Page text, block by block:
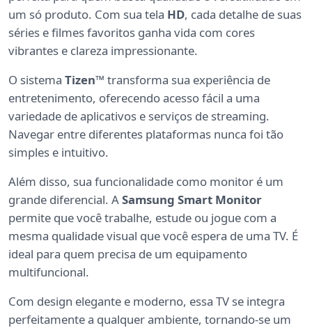
um só produto. Com sua tela HD, cada detalhe de suas
séries e filmes favoritos ganha vida com cores
vibrantes e clareza impressionante.
O sistema Tizen™ transforma sua experiência de
entretenimento, oferecendo acesso fácil a uma
variedade de aplicativos e serviços de streaming.
Navegar entre diferentes plataformas nunca foi tão
simples e intuitivo.
Além disso, sua funcionalidade como monitor é um
grande diferencial. ASamsung Smart Monitor
permite que você trabalhe, estude ou jogue com a
mesma qualidade visual que você espera de uma TV. É
ideal para quem precisa de um equipamento
multifuncional.
Com design elegante e moderno, essa TV se integra
perfeitamente a qualquer ambiente, tornando-se um